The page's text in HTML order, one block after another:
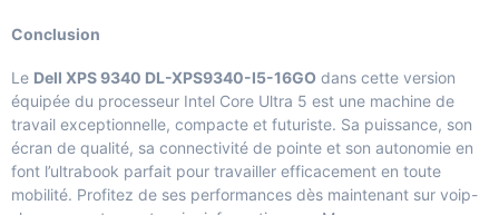
Conclusion
Le Dell XPS 9340 DL-XPS9340-I5-16GO dans cette version
équipée du processeur Intel Core Ultra 5 est une machine de
travail exceptionnelle, compacte et futuriste. Sa puissance, son
écran de qualité, sa connectivité de pointe et son autonomie en
font l’ultrabook parfait pour travailler efficacement en toute
mobilité. Profitez de ses performances dès maintenant sur voip-